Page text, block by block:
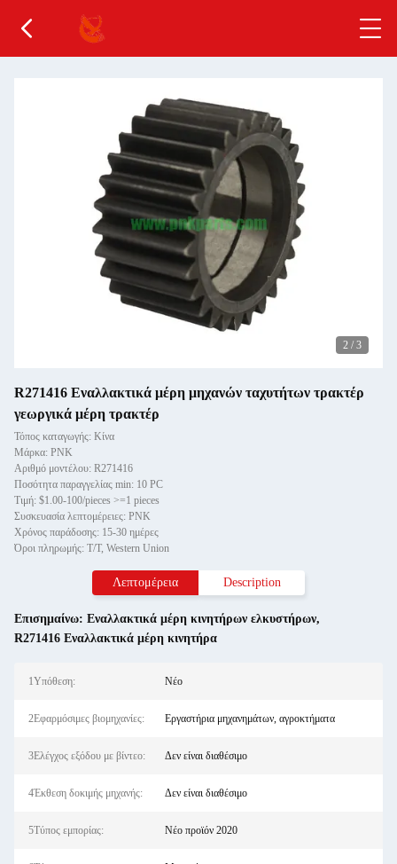
2 / 3
R271416 Εναλλακτικά μέρη μηχανών ταχυτήτων τρακτέρ
γεωργικά μέρη τρακτέρ
Τόπος καταγωγής: Κίνα
Μάρκα: PNK
Αριθμό μοντέλου: R271416
Ποσότητα παραγγελίας min: 10 PC
Τιμή: $1.00-100/pieces >=1 pieces
Συσκευασία λεπτομέρειες: PNK
Χρόνος παράδοσης: 15-30 ημέρες
Όροι πληρωμής: T/T, Western Union
Λεπτομέρεια Description
Επισημαίνω: Εναλλακτικά μέρη κινητήρων ελκυστήρων,
R271416 Εναλλακτικά μέρη κινητήρα
1Υπόθεση: Νέο
2Εφαρμόσιμες βιομηχανίες: Εργαστήρια μηχανημάτων, αγροκτήματα
3Ελέγχος εξόδου με βίντεο: Δεν είναι διαθέσιμο
4Έκθεση δοκιμής μηχανής: Δεν είναι διαθέσιμο
5Τύπος εμπορίας: Νέο προϊόν 2020